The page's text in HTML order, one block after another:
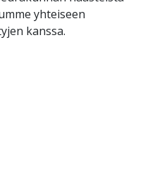
yhteiseen
kanssa.